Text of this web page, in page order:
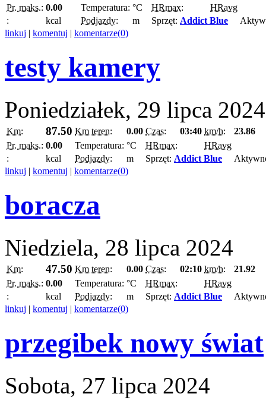
Pr. maks.: 0.00 Temperatura: °C HRmax:
HRavg
:
kcal Podjazdy: m Sprzęt: Addict Blue
linkuj | komentuj | komentarze(0)
testy kamery
Poniedziałek, 29 lipca 2024
Km: 87.50 Km teren: 0.00 Czas: 03:40 km/h:
23.86
Pr. maks.: 0.00 Temperatura: °C HRmax:
HRavg
:
kcal Podjazdy: m Sprzęt: Addict Blue
linkuj | komentuj | komentarze(0)
boracza
Niedziela, 28 lipca 2024
Km: 47.50 Km teren: 0.00 Czas: 02:10 km/h:
21.92
Pr. maks.: 0.00 Temperatura: °C HRmax:
HRavg
:
kcal Podjazdy: m Sprzęt: Addict Blue
linkuj | komentuj | komentarze(0)
przegibek nowy świat
Sobota, 27 lipca 2024